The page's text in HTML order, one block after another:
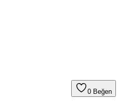
0 Beğen